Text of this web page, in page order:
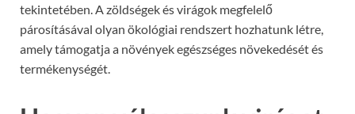
tekintetében. A zöldségek és virágok megfelelő
párosításával olyan ökológiai rendszert hozhatunk létre,
amely támogatja a növények egészséges növekedését és
termékenységét.